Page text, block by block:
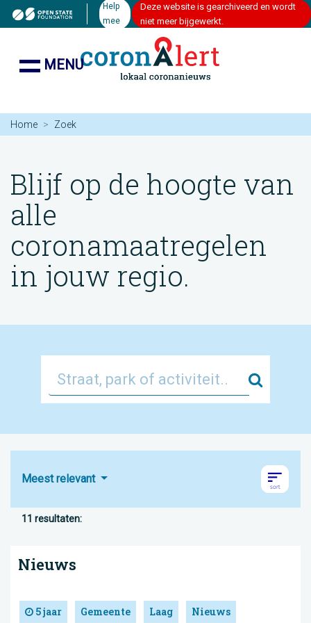
Help
mee
Deze website is gearchiveerd en wordt
niet meer bijgewerkt.
MENU
Home Zoek
Blijf op de hoogte van
alle
coronamaatregelen
in jouw regio.
Zoek
Meest relevant
11 resultaten:
Nieuws
5 jaar Gemeente Laag Nieuws